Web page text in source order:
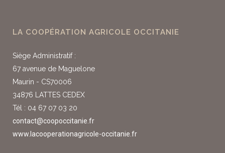
LA COOPÉRATION AGRICOLE OCCITANIE
Siège Administratif :
67 avenue de Maguelone
Maurin - CS70006
34876 LATTES CEDEX
Tél : 04 67 07 03 20
contact@coopoccitanie.fr
www.lacooperationagricole-occitanie.fr